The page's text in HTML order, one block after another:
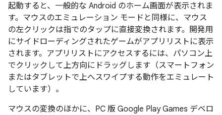
起動すると、一般的な Android のホーム画面が表示されま
す。マウスのエミュレーション モードと同様に、マウス
の左クリックは指でのタップに直接変換されます。開発用
にサイドローディングされたゲームがアプリリストに表示
されます。アプリリストにアクセスするには、パソコン上
でクリックして上方向にドラッグします（スマートフォン
またはタブレットで上へスワイプする動作をエミュレート
しています）。
マウスの変換のほかに、PC 版 Google Play Games デベロ